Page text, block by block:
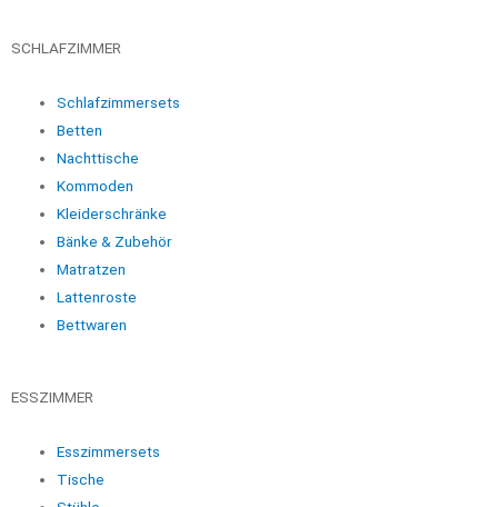
SCHLAFZIMMER
Schlafzimmersets
Betten
Nachttische
Kommoden
Kleiderschränke
Bänke & Zubehör
Matratzen
Lattenroste
Bettwaren
ESSZIMMER
Esszimmersets
Tische